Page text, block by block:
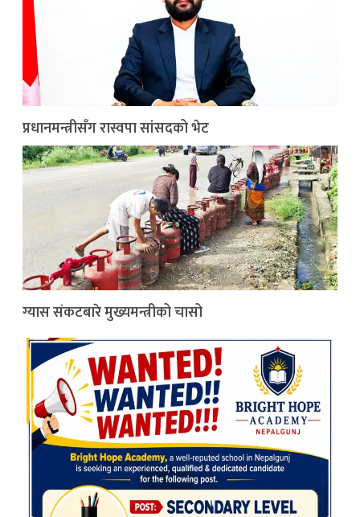
प्रधानमन्त्रीसँग रास्वपा सांसदको भेट
ग्यास संकटबारे मुख्यमन्त्रीको चासो